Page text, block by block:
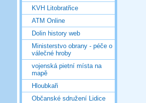
KVH Litobratřice
ATM Online
Dolin history web
Ministerstvo obrany - péče o
válečné hroby
vojenská pietní místa na
mapě
Hloubkaři
Občanské sdružení Lidice